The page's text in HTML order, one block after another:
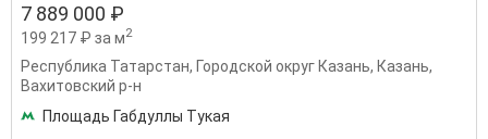
7 889 000 ₽
199 217 ₽ за м2
Республика Татарстан, Городской округ Казань, Казань,
Вахитовский р-н
Площадь Габдуллы Тукая